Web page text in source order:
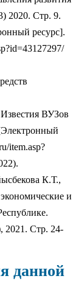
2020. Стр. 9.
ресурс].
ВУЗов
item.asp?
К.Т.,
и
2021. Стр. 24-
данной